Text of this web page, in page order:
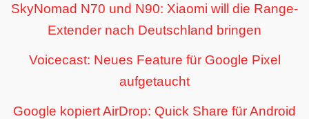
SkyNomad N70 und N90: Xiaomi will die Range-
Extender nach Deutschland bringen
Voicecast: Neues Feature für Google Pixel
aufgetaucht
Google kopiert AirDrop: Quick Share für Android